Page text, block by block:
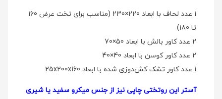
1 عدد لحاف با ابعاد 220×230 (مناسب برای تخت عرض 160
تا 180)
2 عدد کاور بالش با ابعاد 50×70
2 عدد کاور کوسن با ابعاد 40×40
1 عدد کاور تشک کش‌دوزی شده با ابعاد 25x200x160
آستر این روتختی چاپی نیز از جنس میکرو سفید یا شیری